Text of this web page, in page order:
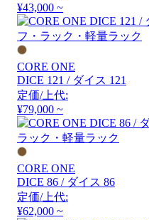
¥43,000 ~
CORE ONE
DICE 121 / ダイス 121
定価/上代:
¥79,000 ~
CORE ONE
DICE 86 / ダイス 86
定価/上代:
¥62,000 ~